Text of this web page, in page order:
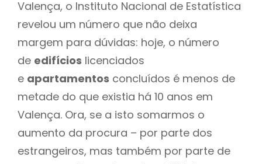
Valença, o Instituto Nacional de Estatística
revelou um número que não deixa
margem para dúvidas: hoje, o número
de edifícios licenciados
e apartamentos concluídos é menos de
metade do que existia há 10 anos em
Valença. Ora, se a isto somarmos o
aumento da procura – por parte dos
estrangeiros, mas também por parte de